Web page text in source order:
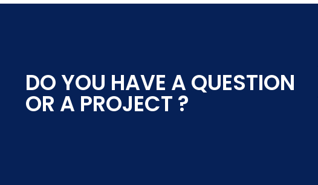
DO YOU HAVE A QUESTION
OR A PROJECT ?